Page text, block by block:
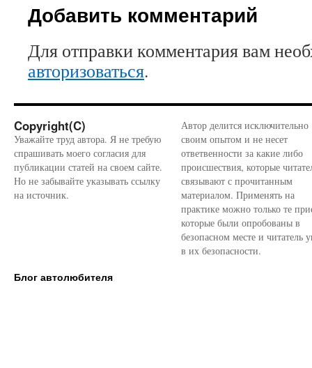
Добавить комментарий
Для отправки комментария вам
авторизоваться.
Copyright(C)
Уважайте труд автора. Я не требую
спрашивать моего согласия для
публикации статей на своем сайте.
Но не забывайте указывать ссылку
на источник.
Автор делится исключительно
своим опытом и не несет
ответвенности за какие либо
происшествия, которые
связывают с прочитанным
материалом. Применять на
практике можно только те
которые были опробованы в
безопасном месте и читатель
в их безопасности.
Блог автолюбителя